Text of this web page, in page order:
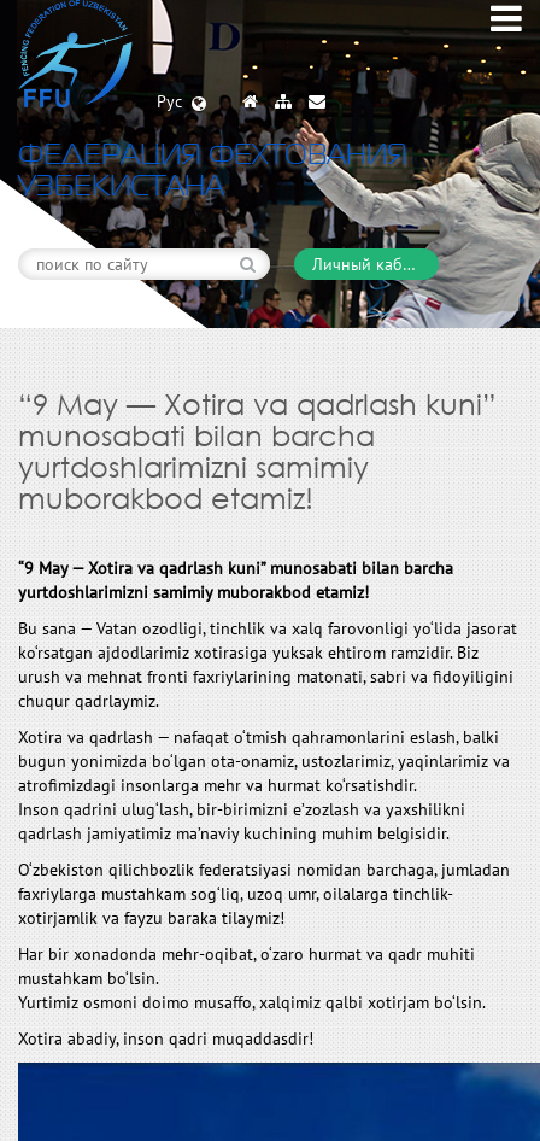
Рус
ФЕДЕРАЦИЯ ФЕХТОВАНИЯ
УЗБЕКИСТАНА
Личный кабинет
“9 May — Xotira va qadrlash kuni”
munosabati bilan barcha
yurtdoshlarimizni samimiy
muborakbod etamiz!
“9 May — Xotira va qadrlash kuni” munosabati bilan barcha
yurtdoshlarimizni samimiy muborakbod etamiz!
Bu sana — Vatan ozodligi, tinchlik va xalq farovonligi yo‘lida jasorat
ko‘rsatgan ajdodlarimiz xotirasiga yuksak ehtirom ramzidir. Biz
urush va mehnat fronti faxriylarining matonati, sabri va fidoyiligini
chuqur qadrlaymiz.
Xotira va qadrlash — nafaqat o‘tmish qahramonlarini eslash, balki
bugun yonimizda bo‘lgan ota-onamiz, ustozlarimiz, yaqinlarimiz va
atrofimizdagi insonlarga mehr va hurmat ko‘rsatishdir.
Inson qadrini ulug‘lash, bir-birimizni e’zozlash va yaxshilikni
qadrlash jamiyatimiz ma’naviy kuchining muhim belgisidir.
O‘zbekiston qilichbozlik federatsiyasi nomidan barchaga, jumladan
faxriylarga mustahkam sog‘liq, uzoq umr, oilalarga tinchlik-
xotirjamlik va fayzu baraka tilaymiz!
Har bir xonadonda mehr-oqibat, o‘zaro hurmat va qadr muhiti
mustahkam bo‘lsin.
Yurtimiz osmoni doimo musaffo, xalqimiz qalbi xotirjam bo‘lsin.
Xotira abadiy, inson qadri muqaddasdir!